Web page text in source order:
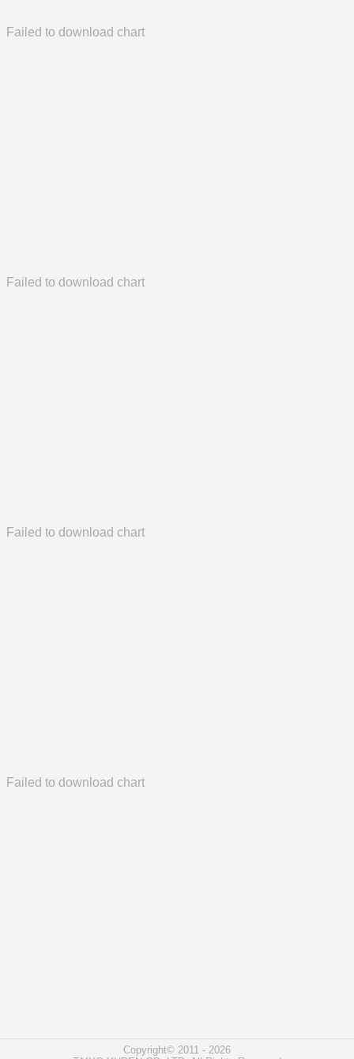
Failed to download chart
Failed to download chart
Failed to download chart
Failed to download chart
Copyright© 2011 - 2026